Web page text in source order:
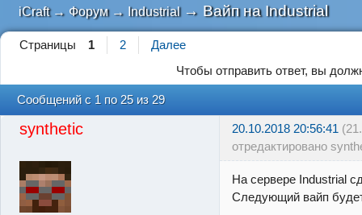
iCraft → Форум → Industrial → Вайп на Industrial
Страницы 1 2
Далее
Чтобы отправить ответ, вы
Сообщений с 1 по 25 из 29
synthetic 20.10.2018 20:56:41
отредактировано
На сервере Industrial
Следующий вайп